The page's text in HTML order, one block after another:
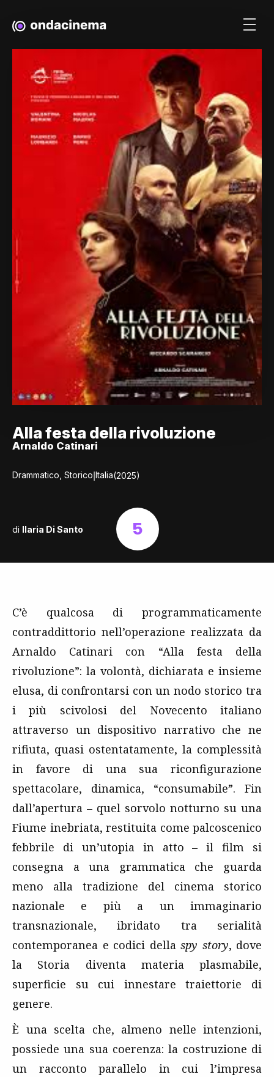
Alla festa della rivoluzione
Arnaldo Catinari
Drammatico, Storico|Italia(2025)
di Ilaria Di Santo 5
C’è qualcosa di programmaticamente
contraddittorio nell’operazione realizzata da
Arnaldo Catinari con “Alla festa della
rivoluzione”: la volontà, dichiarata e insieme
elusa, di confrontarsi con un nodo storico tra
i più scivolosi del Novecento italiano
attraverso un dispositivo narrativo che ne
rifiuta, quasi ostentatamente, la complessità
in favore di una sua riconfigurazione
spettacolare, dinamica, “consumabile”. Fin
dall’apertura – quel sorvolo notturno su una
Fiume inebriata, restituita come palcoscenico
febbrile di un’utopia in atto – il film si
consegna a una grammatica che guarda
meno alla tradizione del cinema storico
nazionale e più a un immaginario
transnazionale, ibridato tra serialità
contemporanea e codici dellaspy story, dove
la Storia diventa materia plasmabile,
superficie su cui innestare traiettorie di
genere.
È una scelta che, almeno nelle intenzioni,
possiede una sua coerenza: la costruzione di
un racconto parallelo in cui l’impresa